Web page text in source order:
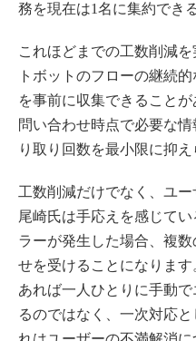
務を現在は1名に集約でき
これほどまでの工数削減
トボットのフローの継続
を事前に収集できること
問い合わせ時点で必要な
り取り回数を最小限に抑え
工数削減だけでなく、ユ
尾崎氏は手応えを感じて
ラーが発生した場合、複
せを受けることになりま
あれば一人ひとりに手動
るのではなく、一次対応